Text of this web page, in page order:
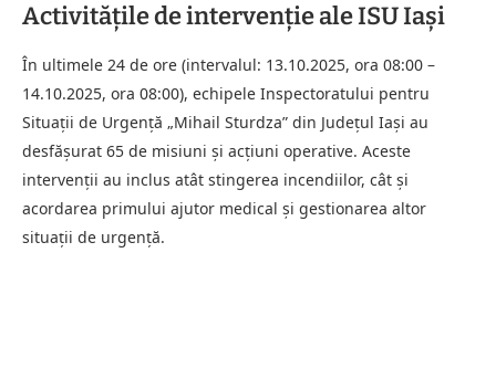
Activitățile de intervenție ale ISU Iași
În ultimele 24 de ore (intervalul: 13.10.2025, ora 08:00 –
14.10.2025, ora 08:00), echipele Inspectoratului pentru
Situații de Urgență „Mihail Sturdza” din Județul Iași au
desfășurat 65 de misiuni și acțiuni operative. Aceste
intervenții au inclus atât stingerea incendiilor, cât și
acordarea primului ajutor medical și gestionarea altor
situații de urgență.